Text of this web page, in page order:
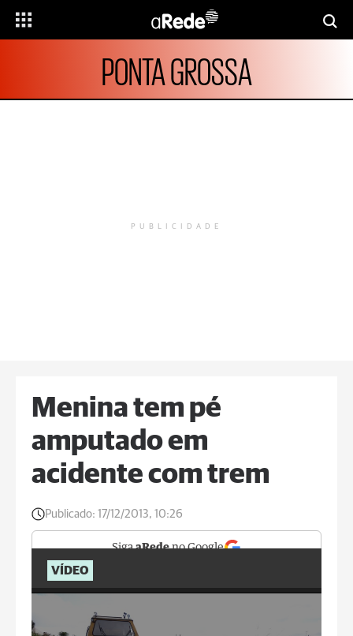
PONTA GROSSA
PUBLICIDADE
Menina tem pé
amputado em
acidente com trem
Publicado: 17/12/2013, 10:26
SigaaRedeno Google
VÍDEO